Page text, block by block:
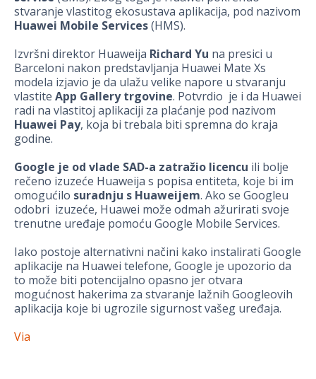
stvaranje vlastitog ekosustava aplikacija, pod nazivom
Huawei Mobile Services(HMS).
Izvršni direktor Huaweija Richard Yu na presici u
Barceloni nakon predstavljanja Huawei Mate Xs
modela izjavio je da ulažu velike napore u stvaranju
vlastite App Gallery trgovine. Potvrdio je i da Huawei
radi na vlastitoj aplikaciji za plaćanje pod nazivom
Huawei Pay, koja bi trebala biti spremna do kraja
godine.
Google je od vlade SAD-a zatražio licencu ili bolje
rečeno izuzeće Huaweija s popisa entiteta, koje bi im
omogućilo suradnju s Huaweijem. Ako se Googleu
odobri izuzeće, Huawei može odmah ažurirati svoje
trenutne uređaje pomoću Google Mobile Services.
Iako postoje alternativni načini kako instalirati Google
aplikacije na Huawei telefone, Google je upozorio da
to može biti potencijalno opasno jer otvara
mogućnost hakerima za stvaranje lažnih Googleovih
aplikacija koje bi ugrozile sigurnost vašeg uređaja.
Via